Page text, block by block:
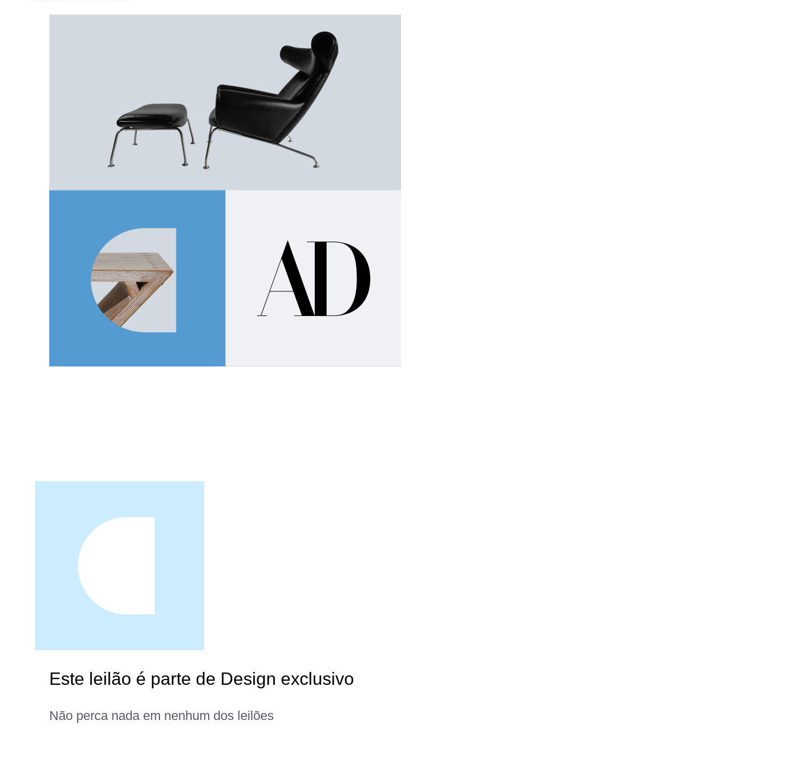
Este leilão é parte de Design exclusivo
Não perca nada em nenhum dos leilões